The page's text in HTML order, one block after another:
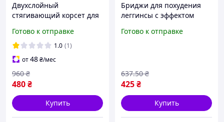
Двухслойный
стягивающий корсет для
компрессионный после
родов, Корсет женский
для коррекции фигуры
Мадонна
Готово к отправке
1.0 (1)
от48₴/мес
480₴
960 ₴
Купить
Бриджи для похудения
леггинсы с эффектом
размер M 44-46 для
Готово к отправке
425₴
637.50 ₴
Купить